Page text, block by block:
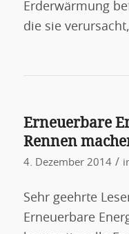
Erderwärmung
die sie
Erneuerbare
Rennen
4. Dezember 2014 /
Sehr geehrte
Erneuerbare